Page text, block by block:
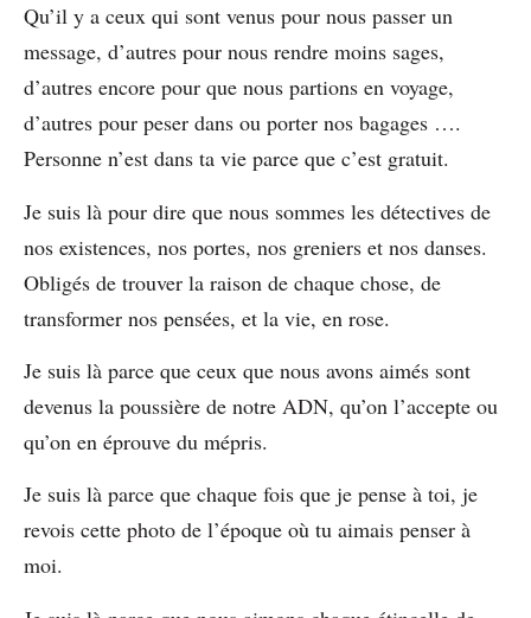
Qu’il y a ceux qui sont venus pour nous passer un
message, d’autres pour nous rendre moins sages,
d’autres encore pour que nous partions en voyage,
d’autres pour peser dans ou porter nos bagages ….
Personne n’est dans ta vie parce que c’est gratuit.
Je suis là pour dire que nous sommes les détectives de
nos existences, nos portes, nos greniers et nos danses.
Obligés de trouver la raison de chaque chose, de
transformer nos pensées, et la vie, en rose.
Je suis là parce que ceux que nous avons aimés sont
devenus la poussière de notre ADN, qu’on l’accepte ou
qu’on en éprouve du mépris.
Je suis là parce que chaque fois que je pense à toi, je
revois cette photo de l’époque où tu aimais penser à
moi.